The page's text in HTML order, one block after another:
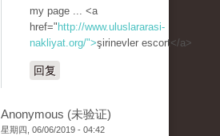
my page ... <a
href=" http://www.uluslararasi-
nakliyat.org/">şirinevler escort</a>
回复
Anonymous (未验证)
星期四, 06/06/2019 - 04:42